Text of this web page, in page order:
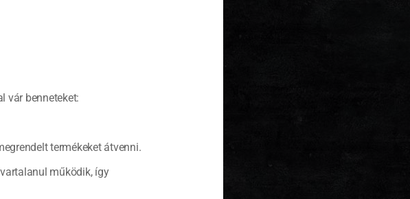
vár benneteket:
termékeket átvenni.
működik, így